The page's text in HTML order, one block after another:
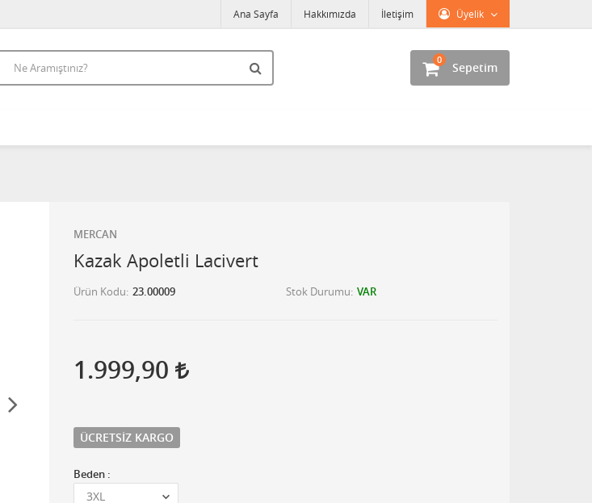
Üyelik
Ana Sayfa Hakkımızda İletişim
Sepetim
0
MERCAN
Kazak Apoletli Lacivert
Ürün Kodu 23.00009 Stok Durumu VAR
1.999,90
ÜCRETSIZ KARGO
Beden :